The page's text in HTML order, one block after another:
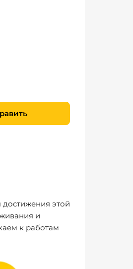
этой
и
к работам